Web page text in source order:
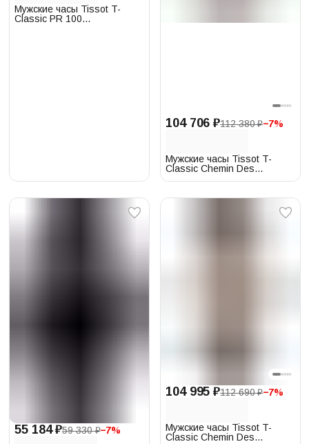
Мужские часы Tissot T-
Classic PR 100
104 706 ₽112 380 ₽−7%
Мужские часы Tissot T-
Classic Chemin Des
Tourelles
55 184 ₽59 330 ₽−7%
104 995 ₽112 690 ₽−7%
Мужские часы Tissot T-
Classic Chemin Des